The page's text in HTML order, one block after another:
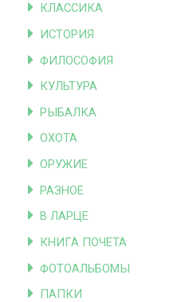
КЛАССИКА
ИСТОРИЯ
ФИЛОСОФИЯ
КУЛЬТУРА
РЫБАЛКА
ОХОТА
ОРУЖИЕ
РАЗНОЕ
В ЛАРЦЕ
КНИГА ПОЧЕТА
ФОТОАЛЬБОМЫ
ПАПКИ